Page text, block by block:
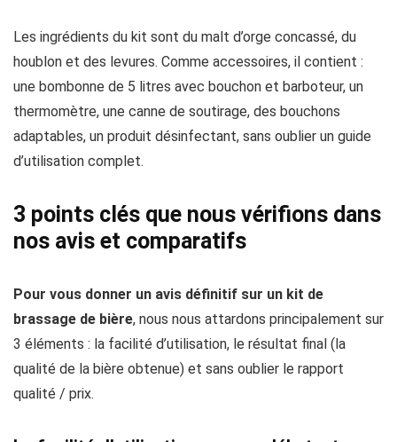
Les ingrédients du kit sont du malt d’orge concassé, du
houblon et des levures. Comme accessoires, il contient :
une bombonne de 5 litres avec bouchon et barboteur, un
thermomètre, une canne de soutirage, des bouchons
adaptables, un produit désinfectant, sans oublier un guide
d’utilisation complet.
3 points clés que nous vérifions dans
nos avis et comparatifs
Pour vous donner un avis définitif sur un kit de
brassage de bière, nous nous attardons principalement sur
3 éléments : la facilité d’utilisation, le résultat final (la
qualité de la bière obtenue) et sans oublier le rapport
qualité / prix.